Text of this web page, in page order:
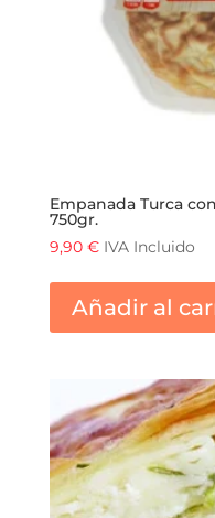
Empanada Turca
750gr.
9,90 € IVA Incluido
Añadir al